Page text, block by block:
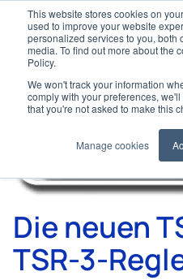
This website stores cookies on
used to improve your website
personalized services to you, both
media. To find out more about the
Policy.
We won't track your information
comply with your preferences,
that you're not asked to make this
Manage cookies
Home LKW
TX-Serie
Die neuen TSR- und TSR-3-
Die neuen
TSR-3-